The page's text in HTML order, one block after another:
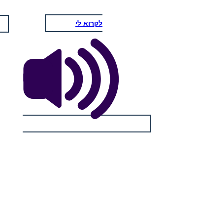
לקרוא לי